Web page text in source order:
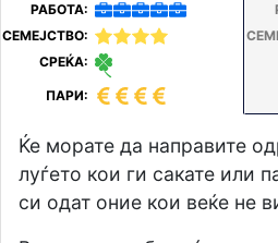
РАБОТА:
СЕМЕЈСТВО:
СРЕЌА:
ПАРИ:
Ќе морате да направите
луѓето кои ги сакате или
си одат оние кои веќе не